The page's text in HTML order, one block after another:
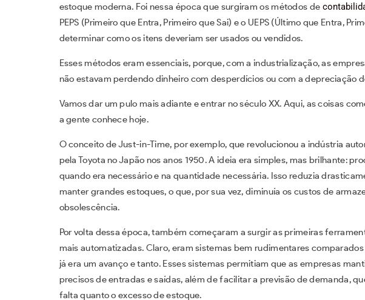
estoque moderna. Foi nessa época que surgiram os métodos de
PEPS (Primeiro que Entra, Primeiro que Sai) e o UEPS (Último que Entra,
determinar como os itens deveriam ser usados ou vendidos.
Esses métodos eram essenciais, porque, com a industrialização, as
não estavam perdendo dinheiro com desperdícios ou com a depreciação
Vamos dar um pulo mais adiante e entrar no século XX. Aqui, as coisas
a gente conhece hoje.
O conceito de Just-in-Time, por exemplo, que revolucionou a indústria
pela Toyota no Japão nos anos 1950. A ideia era simples, mas brilhante:
quando era necessário e na quantidade necessária. Isso reduzia
manter grandes estoques, o que, por sua vez, diminuía os custos de
obsolescência.
Por volta dessa época, também começaram a surgir as primeiras
mais automatizadas. Claro, eram sistemas bem rudimentares
já era um avanço e tanto. Esses sistemas permitiam que as empresas
precisos de entradas e saídas, além de facilitar a previsão de demanda,
falta quanto o excesso de estoque.